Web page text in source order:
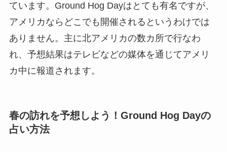
ています。Ground Hog Dayはとても有名ですが、
アメリカならどこでも開催されるというわけでは
ありません。主に北アメリカの数カ所で行なわ
れ、予想結果はテレビなどの媒体を通じてアメリ
カ中に報道されます。
春の訪れを予想しよう！Ground Hog Dayの
占い方法